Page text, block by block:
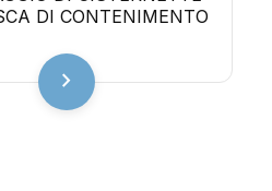
DI CONTENIMENTO
chevron_right